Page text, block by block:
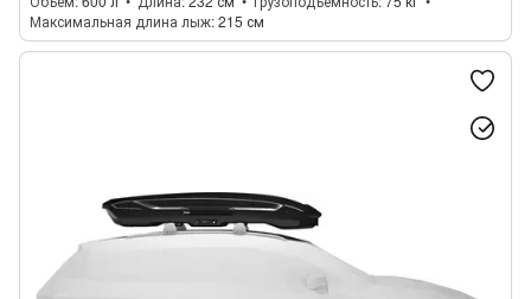
Максимальная длина лыж 215 см